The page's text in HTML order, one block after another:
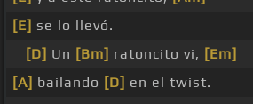
[E] se lo llevó.
[D] Un [Bm] ratoncito vi, [Em]
[A] bailando [D] en el twist.